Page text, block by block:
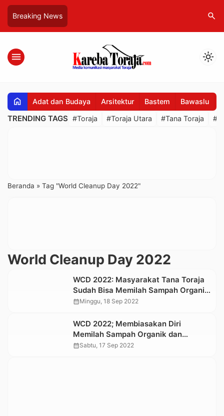
Breaking News search
menu light_mode
home Adat dan Budaya Arsitektur Bastem Bawaslu
TRENDING TAGS #Toraja #Toraja Utara #Tana Toraja
Beranda » Tag "World Cleanup Day 2022"
World Cleanup Day 2022
WCD 2022: Masyarakat Tana Toraja
Sudah Bisa Memilah Sampah Organik
dan Anorganik
calendar_monthMinggu, 18 Sep 2022
WCD 2022; Membiasakan Diri
Memilah Sampah Organik dan
Anorganik
calendar_monthSabtu, 17 Sep 2022